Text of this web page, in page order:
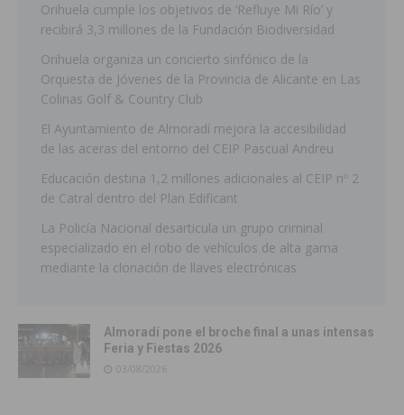
Orihuela cumple los objetivos de ‘Refluye Mi Río’ y
recibirá 3,3 millones de la Fundación Biodiversidad
Orihuela organiza un concierto sinfónico de la
Orquesta de Jóvenes de la Provincia de Alicante en Las
Colinas Golf & Country Club
El Ayuntamiento de Almoradí mejora la accesibilidad
de las aceras del entorno del CEIP Pascual Andreu
Educación destina 1,2 millones adicionales al CEIP nº 2
de Catral dentro del Plan Edificant
La Policía Nacional desarticula un grupo criminal
especializado en el robo de vehículos de alta gama
mediante la clonación de llaves electrónicas
Almoradí pone el broche final a unas intensas
Feria y Fiestas 2026
03/08/2026